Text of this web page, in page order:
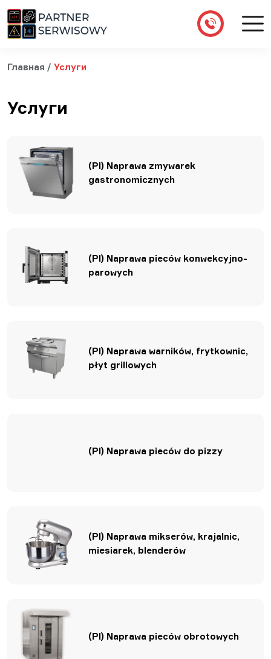
Главная / Услуги
Услуги
(Pl) Naprawa zmywarek
gastronomicznych
(Pl) Naprawa pieców konwekcyjno-
parowych
(Pl) Naprawa warników, frytkownic,
płyt grillowych
(Pl) Naprawa pieców do pizzy
(Pl) Naprawa mikserów, krajalnic,
miesiarek, blenderów
(Pl) Naprawa pieców obrotowych